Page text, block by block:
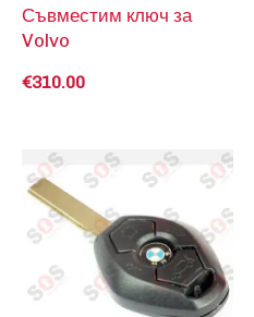
Съвместим ключ за
Volvo
€310.00